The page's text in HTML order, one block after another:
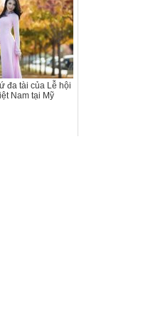
đa tài của Lễ hội
Nam tại Mỹ